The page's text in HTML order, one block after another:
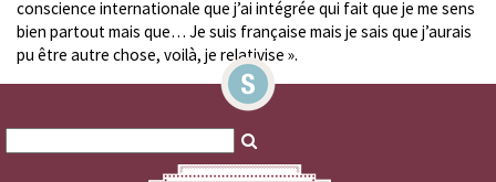
conscience internationale que j’ai intégrée qui fait que je me sens
bien partout mais que… Je suis française mais je sais que j’aurais
pu être autre chose, voilà, je relativise ».
Search
for:
Search